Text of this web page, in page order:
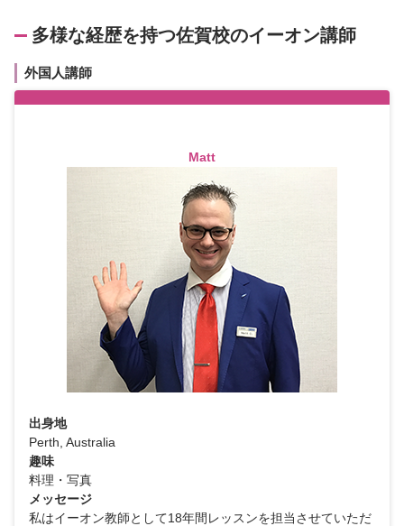
多様な経歴を持つ佐賀校のイーオン講師
外国人講師
Matt
出身地
Perth, Australia
趣味
料理・写真
メッセージ
私はイーオン教師として18年間レッスンを担当させていただ